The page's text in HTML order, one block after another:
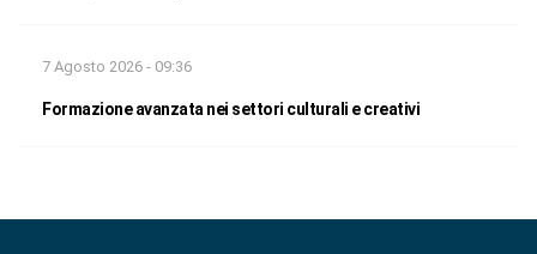
7 Agosto 2026 - 09:36
Formazione avanzata nei settori culturali e creativi